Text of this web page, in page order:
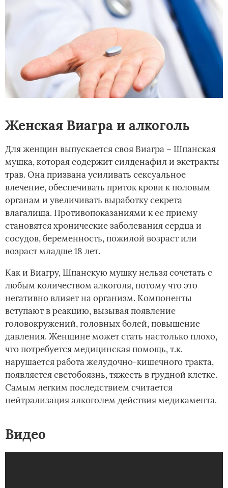
Женская Виагра и алкоголь
Для женщин выпускается своя Виагра – Шпанская
мушка, которая содержит силденафил и экстракты
трав. Она призвана усиливать сексуальное
влечение, обеспечивать приток крови к половым
органам и увеличивать выработку секрета
влагалища. Противопоказаниями к ее приему
становятся хронические заболевания сердца и
сосудов, беременность, пожилой возраст или
возраст младше 18 лет.
Как и Виагру, Шпанскую мушку нельзя сочетать с
любым количеством алкоголя, потому что это
негативно влияет на организм. Компоненты
вступают в реакцию, вызывая появление
головокружений, головных болей, повышение
давления. Женщине может стать настолько плохо,
что потребуется медицинская помощь, т.к.
нарушается работа желудочно-кишечного тракта,
появляется светобоязнь, тяжесть в грудной клетке.
Самым легким последствием считается
нейтрализация алкоголем действия медикамента.
Видео